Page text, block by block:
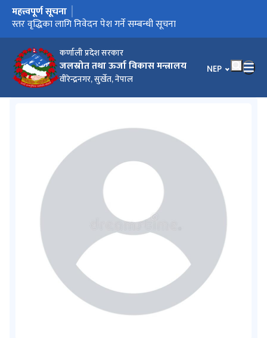
कर्णाली प्रदेश सरकार
जलस्रोत तथा ऊर्जा विकास मन्त्रालय
वीरेन्द्रनगर, सुर्खेत, नेपाल
भाषा चयन गर्नुहोस्
NEP
मुख्य नेभिगेसनमा जानुहोस्
महत्त्वपूर्ण सूचना
स्तर वृद्धिका लागि निवेदन पेश गर्ने सम्बन्धी सूचना